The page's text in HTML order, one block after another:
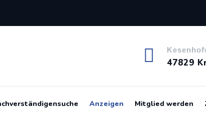
 47829
Anzeigen Mitglied werden